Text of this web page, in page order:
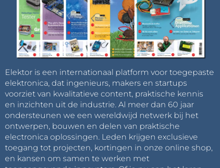
Elektor is een internationaal platform voor toegepaste
elektronica, dat ingenieurs, makers en startups
voorziet van kwalitatieve content, praktische kennis
en inzichten uit de industrie. Al meer dan 60 jaar
ondersteunen we een wereldwijd netwerk bij het
ontwerpen, bouwen en delen van praktische
electronica oplossingen. Leden krijgen exclusieve
toegang tot projecten, kortingen in onze online shop,
en kansen om samen te werken met